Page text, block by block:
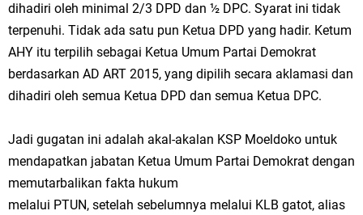
dihadiri oleh minimal 2/3 DPD dan ½ DPC. Syarat ini tidak
terpenuhi. Tidak ada satu pun Ketua DPD yang hadir. Ketum
AHY itu terpilih sebagai Ketua Umum Partai Demokrat
berdasarkan AD ART 2015, yang dipilih secara aklamasi dan
dihadiri oleh semua Ketua DPD dan semua Ketua DPC.
Jadi gugatan ini adalah akal-akalan KSP Moeldoko untuk
mendapatkan jabatan Ketua Umum Partai Demokrat dengan
memutarbalikan fakta hukum
melalui PTUN, setelah sebelumnya melalui KLB gatot, alias